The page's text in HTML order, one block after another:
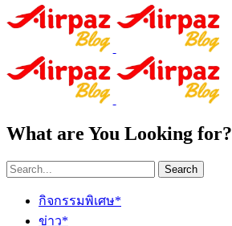
What are You Looking for?
Search
กิจกรรมพิเศษ*
ข่าว*